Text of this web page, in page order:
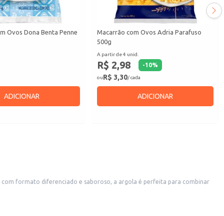
Ovos Dona Benta Penne
ADICIONAR
Macarrão com Ovos Adria Parafuso
500g
A partir de 4 unid.
R$ 2,98 -10%
ouR$ 3,30/ cada
ADICIONAR
com formato diferenciado e saboroso, a argola é perfeita para combinar